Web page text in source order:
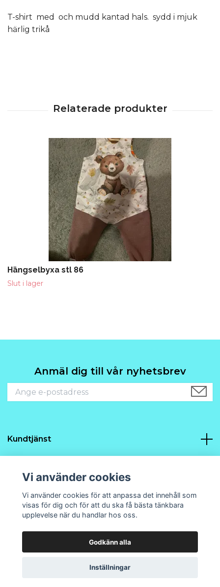
T-shirt med och mudd kantad hals. sydd i mjuk
härlig trikå
Hängselbyxa stl 86
Slut i lager
Anmäl dig till vår nyhetsbrev
Kundtjänst
Sociala medier
© 2026 Prins21 Design och hobbyPowered by Quickbutik
Vi använder cookies
Vi använder cookies för att anpassa det innehåll som
visas för dig och för att du ska få bästa tänkbara
upplevelse när du handlar hos oss.
Godkänn alla
Inställningar